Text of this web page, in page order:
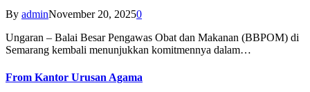
By adminNovember 20, 20250
Ungaran – Balai Besar Pengawas Obat dan Makanan (BBPOM) di
Semarang kembali menunjukkan komitmennya dalam…
From Kantor Urusan Agama